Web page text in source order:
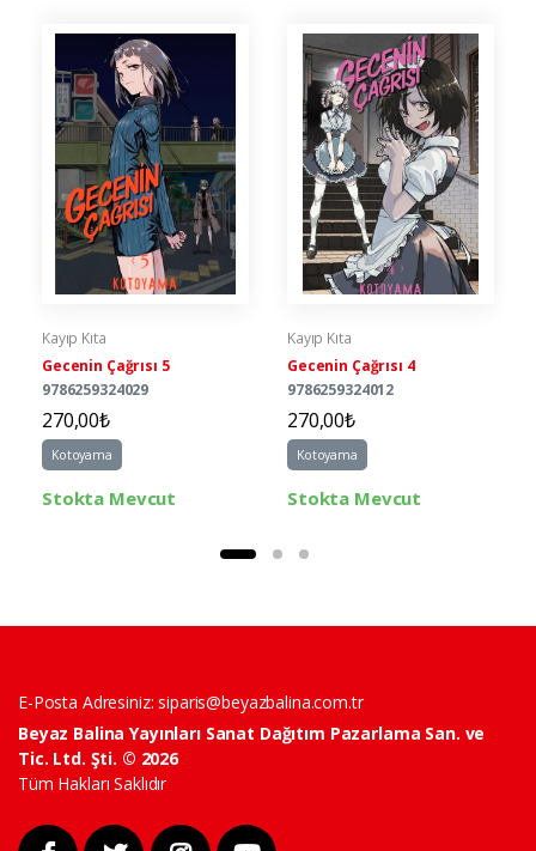
Kayıp Kıta
Gecenin Çağrısı 5
9786259324029
270,00₺
Kotoyama
Stokta Mevcut
Kayıp Kıta
Gecenin Çağrısı 4
9786259324012
270,00₺
Kotoyama
Stokta Mevcut
E-Posta Adresiniz:siparis@beyazbalina.com.tr
Beyaz Balina Yayınları Sanat Dağıtım Pazarlama San. ve
Tic. Ltd. Şti. © 2026
Tüm Hakları Saklıdır